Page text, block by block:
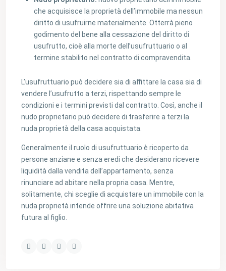
che acquisisce la proprietà dell’immobile ma nessun
diritto di usufruirne materialmente. Otterrà pieno
godimento del bene alla cessazione del diritto di
usufrutto, cioè alla morte dell’usufruttuario o al
termine stabilito nel contratto di compravendita.
L’usufruttuario può decidere sia di affittare la casa sia di
vendere l’usufrutto a terzi, rispettando sempre le
condizioni e i termini previsti dal contratto. Così, anche il
nudo proprietario può decidere di trasferire a terzi la
nuda proprietà della casa acquistata.
Generalmente il ruolo di usufruttuario è ricoperto da
persone anziane e senza eredi che desiderano ricevere
liquidità dalla vendita dell’appartamento, senza
rinunciare ad abitare nella propria casa. Mentre,
solitamente, chi sceglie di acquistare un immobile con la
nuda proprietà intende offrire una soluzione abitativa
futura al figlio.